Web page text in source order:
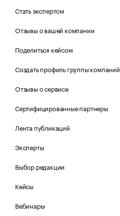
Стать экспертом
Отзывы о вашей компании
Поделиться кейсом
Создать профиль группы компаний
Отзывы о сервисе
Сертифицированные партнеры
Лента публикаций
Эксперты
Выбор редакции
Кейсы
Вебинары